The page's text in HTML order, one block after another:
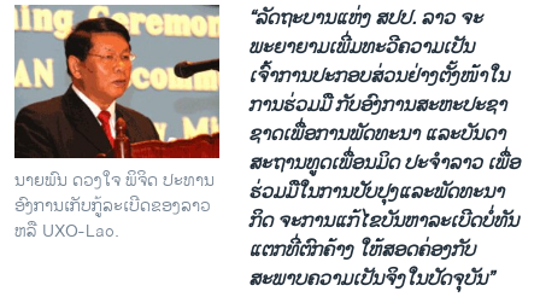
ນາຍພົນ ດວງໃຈ ພິຈິດ ປະທານ
ອົງການເກັບກູ້ລະເບີດຂອງລາວ
ຫລື UXO-Lao.
“ລັດຖະບານ​ແຫ່ງ ສປປ. ລາວ ຈະ​
ພະຍາຍາມ​ເພີ່ມ​ທະວີ​ຄວາມ​ເປັນ​
ເຈົ້າການ​ປະກອບສ່ວນ​ຢ່າງ​ຕັ້ງໜ້າ​ໃນ​
ການຮ່ວມ​ມື​ ກັບ​ອົງການ​ສະຫະ​ປະຊາ​
ຊາດ​ເພື່ອ​ການ​ພັດທະນາ​ ແລະ​ບັນດາ​
ສະຖານທູດ​ເພື່ອນ​ມິດ​ ປະ​ຈໍາ​ລາວ​ ເພື່ອ​
ຮ່ວມ​ມື​ໃນ​ການ​ປັບປຸງ​ແລະ​ພັດທະນາ​
ກິດ ຈະການ​ແກ້​ໄຂ​ບັນຫາ​ລະ​ເບີດ​ບໍ່​ທັນ​
ແຕກ​ທີ່​ຕົກ​ຄ້າງ ໃຫ້​ສອດຄ່ອງ​ກັບ​
ສະພາບຄວາມ​ເປັນ​ຈິງ​ໃນ​ປັດຈຸບັນ”